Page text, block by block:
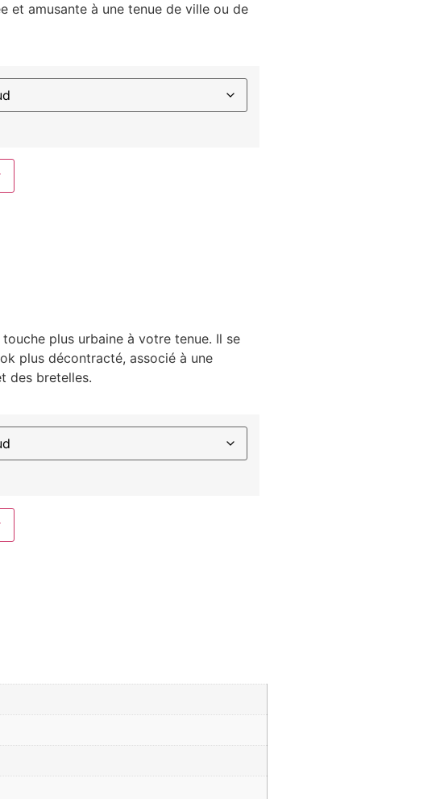
et amusante à une tenue de ville ou de
plus urbaine à votre tenue. Il se
plus décontracté, associé à une
des bretelles.